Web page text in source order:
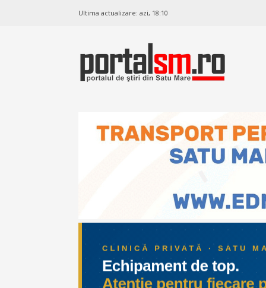
Ultima actualizare: azi, 18:10